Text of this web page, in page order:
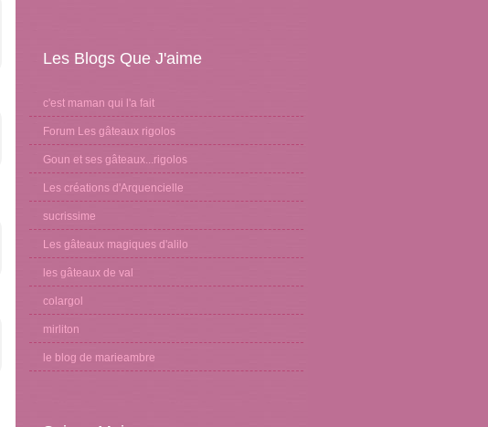
Les Blogs Que J'aime
c'est maman qui l'a fait
Forum Les gâteaux rigolos
Goun et ses gâteaux...rigolos
Les créations d'Arquencielle
sucrissime
Les gâteaux magiques d'alilo
les gâteaux de val
colargol
mirliton
le blog de marieambre